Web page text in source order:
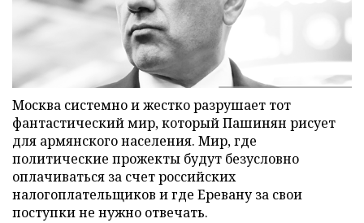
Москва системно и жестко разрушает тот
фантастический мир, который Пашинян рисует
для армянского населения. Мир, где
политические прожекты будут безусловно
оплачиваться за счет российских
налогоплательщиков и где Еревану за свои
поступки не нужно отвечать.